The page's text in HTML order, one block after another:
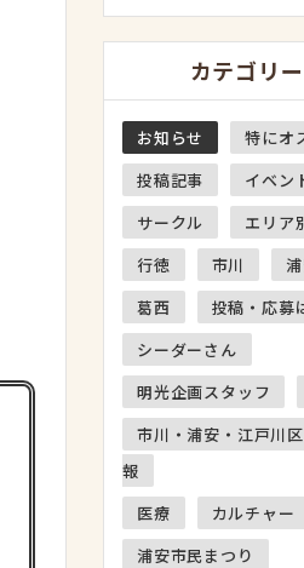
カテゴリ
お知らせ
特にオ
投稿記事
イベン
サークル
エリア
行徳
市川
葛西
投稿・応募
シーダーさん
明光企画スタッフ
市川・浦安・江戸川
報
医療
カルチャー
浦安市民まつり